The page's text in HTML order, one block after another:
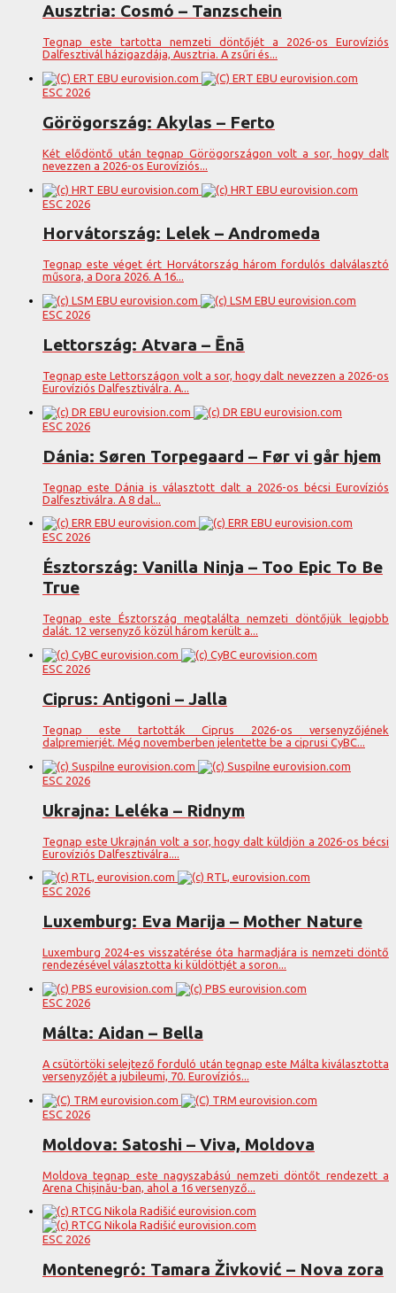
Ausztria: Cosmó – Tanzschein
Tegnap este tartotta nemzeti döntőjét a 2026-os Eurovíziós
Dalfesztivál házigazdája, Ausztria. A zsűri és...
ESC 2026
Görögország: Akylas – Ferto
Két elődöntő után tegnap Görögországon volt a sor, hogy dalt
nevezzen a 2026-os Eurovíziós...
ESC 2026
Horvátország: Lelek – Andromeda
Tegnap este véget ért Horvátország három fordulós dalválasztó
műsora, a Dora 2026. A 16...
ESC 2026
Lettország: Atvara – Ēnā
Tegnap este Lettországon volt a sor, hogy dalt nevezzen a 2026-os
Eurovíziós Dalfesztiválra. A...
ESC 2026
Dánia: Søren Torpegaard – Før vi går hjem
Tegnap este Dánia is választott dalt a 2026-os bécsi Eurovíziós
Dalfesztiválra. A 8 dal...
ESC 2026
Észtország: Vanilla Ninja – Too Epic To Be
True
Tegnap este Észtország megtalálta nemzeti döntőjük legjobb
dalát. 12 versenyző közül három került a...
ESC 2026
Ciprus: Antigoni – Jalla
Tegnap este tartották Ciprus 2026-os versenyzőjének
dalpremierjét. Még novemberben jelentette be a ciprusi CyBC...
ESC 2026
Ukrajna: Leléka – Ridnym
Tegnap este Ukrajnán volt a sor, hogy dalt küldjön a 2026-os bécsi
Eurovíziós Dalfesztiválra....
ESC 2026
Luxemburg: Eva Marija – Mother Nature
Luxemburg 2024-es visszatérése óta harmadjára is nemzeti döntő
rendezésével választotta ki küldöttjét a soron...
ESC 2026
Málta: Aidan – Bella
A csütörtöki selejtező forduló után tegnap este Málta kiválasztotta
versenyzőjét a jubileumi, 70. Eurovíziós...
ESC 2026
Moldova: Satoshi – Viva, Moldova
Moldova tegnap este nagyszabású nemzeti döntőt rendezett a
Arena Chișinău-ban, ahol a 16 versenyző...
ESC 2026
Montenegró: Tamara Živković – Nova zora